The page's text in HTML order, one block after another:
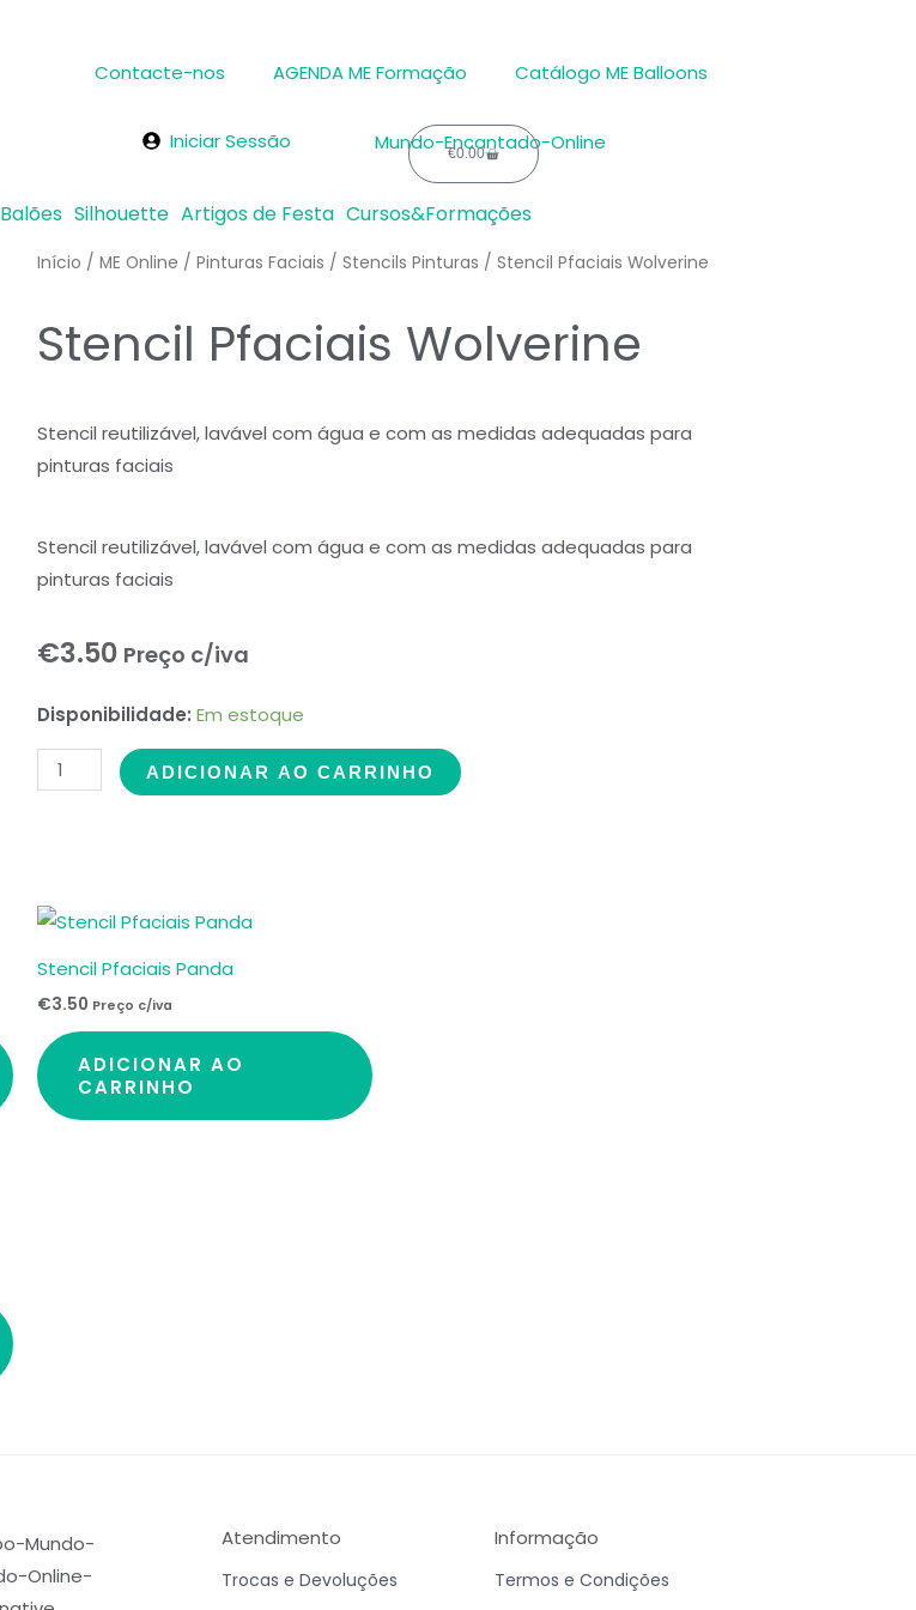
Contacte-nos
AGENDA ME Formação Catálogo ME Balloons
Iniciar Sessão €0.00Carrinho
Balões Silhouette Artigos de Festa Cursos&Formações
Início / ME Online / Pinturas Faciais / Stencils Pinturas / Stencil Pfaciais Wolverine
Stencil Pfaciais Wolverine
Stencil reutilizável, lavável com água e com as medidas adequadas para
pinturas faciais
Stencil reutilizável, lavável com água e com as medidas adequadas para
pinturas faciais
€3.50 Preço c/iva
Disponibilidade: Em estoque
Stencil
Pfaciais
Wolverine
ADICIONAR AO CARRINHO
Stencil Pfaciais Panda
€3.50 Preço c/iva
ADICIONAR AO
CARRINHO
Atendimento
Trocas e Devoluções
Informação
Termos e Condições